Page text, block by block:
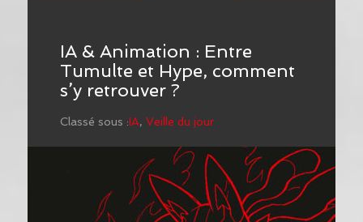
IA & Animation : Entre
Tumulte et Hype, comment
s’y retrouver ?
Classé sous :IA, Veille du jour